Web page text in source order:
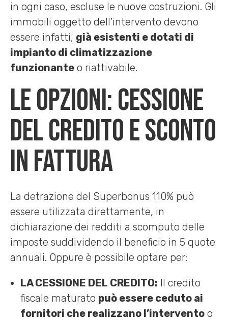
in ogni caso, escluse le nuove costruzioni. Gli
immobili oggetto dell’intervento devono
essere infatti, già esistenti e dotati di
impianto di climatizzazione
funzionante o riattivabile.
Le opzioni: cessione
del credito e sconto
in fattura
La detrazione del Superbonus 110% può
essere utilizzata direttamente, in
dichiarazione dei redditi a scomputo delle
imposte suddividendo il beneficio in 5 quote
annuali. Oppure è possibile optare per:
LA CESSIONE DEL CREDITO: Il credito
fiscale maturato può essere ceduto ai
fornitori che realizzano l’intervento o